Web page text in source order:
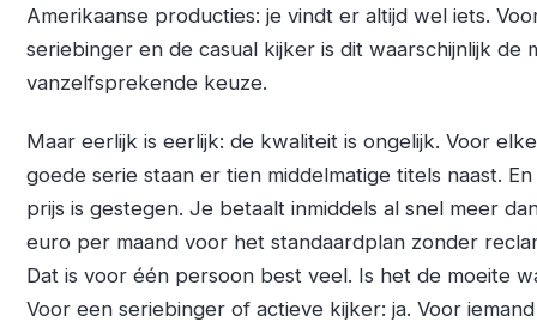
Amerikaanse producties: je vindt er altijd wel iets.
seriebinger en de casual kijker is dit waarschijnlijk de
vanzelfsprekende keuze.
Maar eerlijk is eerlijk: de kwaliteit is ongelijk. Voor elke
goede serie staan er tien middelmatige titels naast.
prijs is gestegen. Je betaalt inmiddels al snel meer
euro per maand voor het standaardplan zonder
Dat is voor één persoon best veel. Is het de moeite
Voor een seriebinger of actieve kijker: ja. Voor